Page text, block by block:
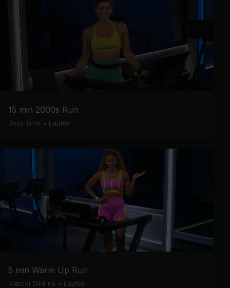
15 min 2000s Run
Jess Sims • Laufen
5 min Warm Up Run
Marcel Dinkins • Laufen